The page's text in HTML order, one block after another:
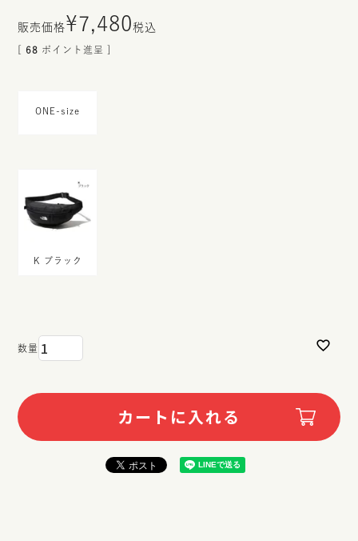
¥7,480税込
68 ポイント進呈 ]
ONE-size
K ブラック
カートに入れる